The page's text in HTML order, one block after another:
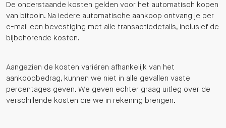
De onderstaande kosten gelden voor het automatisch kopen
van bitcoin. Na iedere automatische aankoop ontvang je per
e-mail een bevestiging met alle transactiedetails, inclusief de
bijbehorende kosten.
Aangezien de kosten variëren afhankelijk van het
aankoopbedrag, kunnen we niet in alle gevallen vaste
percentages geven. We geven echter graag uitleg over de
verschillende kosten die we in rekening brengen.